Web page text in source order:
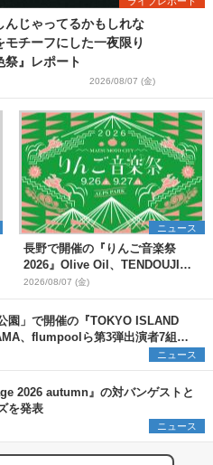
じゃってるかもしれな
チーフにした一夜限り
祭』レポート
2026/08/07 (金)
ニュース
長野で開催の『りんご音楽祭
2026』Olive Oil、TENDOUJIら
第11弾出演アーティスト（16組）
を発表
2026/08/07 (金)
園」で開催の『TOKYO ISLAND
、flumpoolら第3弾出演者7組を
ップ・アート出展者を募集ニュース
2026 autumn』の対バンゲストと
を発表
ニュース